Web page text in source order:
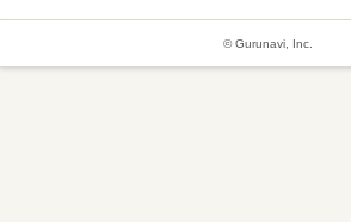
© Gurunavi, Inc.